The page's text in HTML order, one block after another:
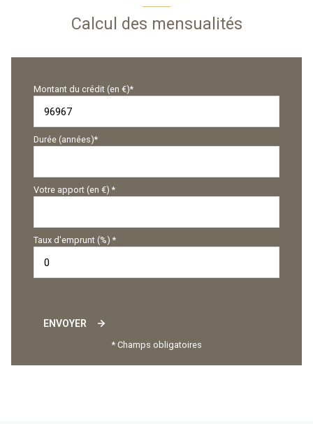
Calcul des mensualités
Montant du crédit (en €)*
Durée (années)*
Votre apport (en €) *
Taux d'emprunt (%) *
ENVOYER
* Champs obligatoires